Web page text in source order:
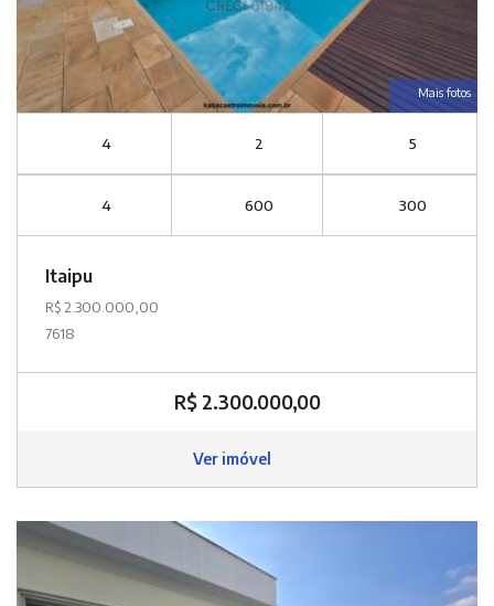
Mais fotos
4 2 5
4 600 300
Itaipu
R$ 2.300.000,00
7618
R$ 2.300.000,00
Ver imóvel